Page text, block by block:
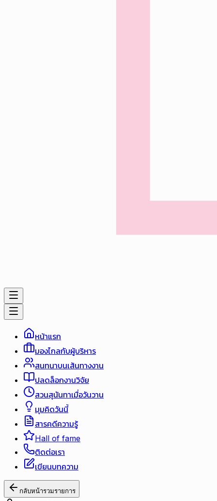
หน้าแรก
มองไกลกับผู้บริหาร
สนทนาบนเส้นทางงาน
ปลดล็อกงานวิจัย
สวนสุนันทาเมื่อวันวาน
มุมคิดวันนี้
สารคดีความรู้
Hall of fame
ติดต่อเรา
เขียนบทความ
กลับหน้ารวมรายการ